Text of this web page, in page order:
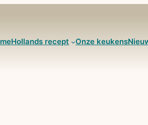
Hollands recept Onze keukens